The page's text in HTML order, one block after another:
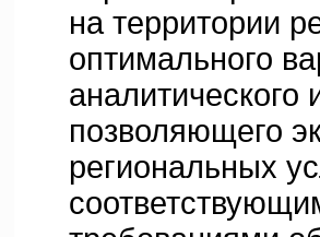
на территории
оптимального
аналитического
позволяющего
региональных